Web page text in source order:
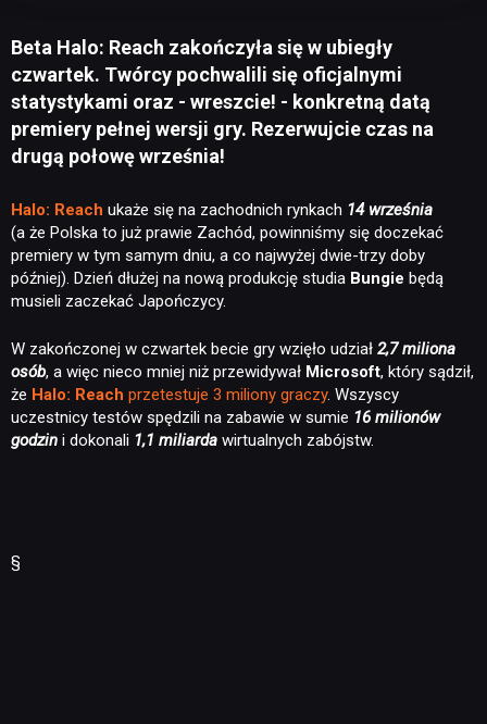
Beta Halo: Reach zakończyła się w ubiegły
czwartek. Twórcy pochwalili się oficjalnymi
statystykami oraz - wreszcie! - konkretną datą
premiery pełnej wersji gry. Rezerwujcie czas na
drugą połowę września!
Halo: Reach ukaże się na zachodnich rynkach 14 września
(a że Polska to już prawie Zachód, powinniśmy się doczekać
premiery w tym samym dniu, a co najwyżej dwie-trzy doby
później). Dzień dłużej na nową produkcję studia Bungie będą
musieli zaczekać Japończycy.
W zakończonej w czwartek becie gry wzięło udział 2,7 miliona
osób, a więc nieco mniej niż przewidywał Microsoft, który sądził,
że Halo: Reach przetestuje 3 miliony graczy. Wszyscy
uczestnicy testów spędzili na zabawie w sumie 16 milionów
godzin i dokonali 1,1 miliarda wirtualnych zabójstw.
§